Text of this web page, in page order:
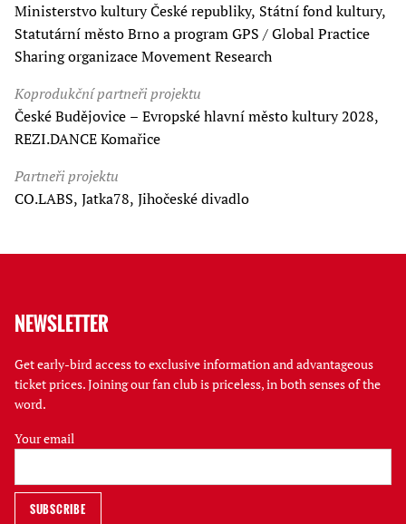
Ministerstvo kultury České republiky, Státní fond kultury,
Statutární město Brno a program GPS / Global Practice
Sharing organizace Movement Research
Koprodukční partneři projektu
České Budějovice – Evropské hlavní město kultury 2028,
REZI.DANCE Komařice
Partneři projektu
CO.LABS, Jatka78, Jihočeské divadlo
NEWSLETTER
Get early-bird access to exclusive information and advantageous
ticket prices. Joining our fan club is priceless, in both senses of the
word.
Your email